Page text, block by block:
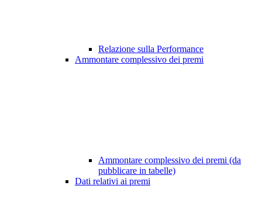
Relazione sulla Performance
Ammontare complessivo dei premi
Ammontare complessivo dei premi (da
pubblicare in tabelle)
Dati relativi ai premi